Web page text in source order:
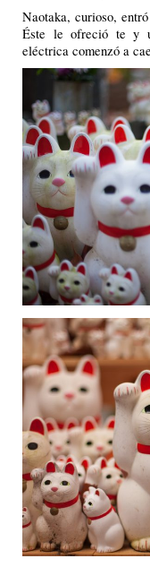
Naotaka, curioso,
Éste le ofreció te y
eléctrica comenzó a